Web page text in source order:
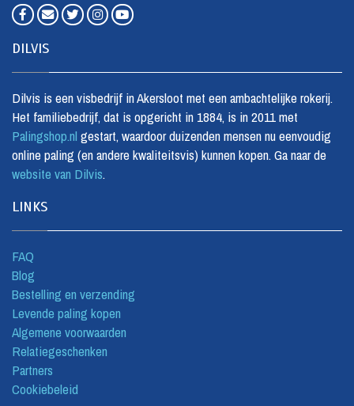
DILVIS
Dilvis is een visbedrijf in Akersloot met een ambachtelijke rokerij.
Het familiebedrijf, dat is opgericht in 1884, is in 2011 met
Palingshop.nl gestart, waardoor duizenden mensen nu eenvoudig
online paling (en andere kwaliteitsvis) kunnen kopen. Ga naar de
website van Dilvis.
LINKS
FAQ
Blog
Bestelling en verzending
Levende paling kopen
Algemene voorwaarden
Relatiegeschenken
Partners
Cookiebeleid